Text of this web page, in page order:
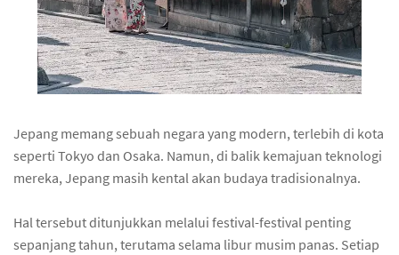
Jepang memang sebuah negara yang modern, terlebih di kota
seperti Tokyo dan Osaka. Namun, di balik kemajuan teknologi
mereka, Jepang masih kental akan budaya tradisionalnya.
Hal tersebut ditunjukkan melalui festival-festival penting
sepanjang tahun, terutama selama libur musim panas. Setiap